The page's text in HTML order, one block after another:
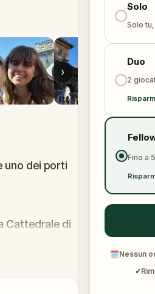
›
uno dei porti
Cattedrale di
alcune
una
Solo
Solo
Duo
2
Fino a
🗓Nessun
✓